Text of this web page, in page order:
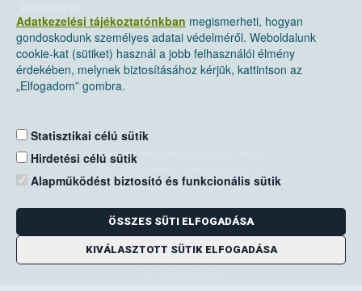
Adatkezelési tájékoztatónkban megismerheti, hogyan
gondoskodunk személyes adatai védelméről. Weboldalunk
cookie-kat (sütiket) használ a jobb felhasználói élmény
érdekében, melynek biztosításához kérjük, kattintson az
„Elfogadom” gombra.
Statisztikai célú sütik
Hirdetési célú sütik
Alapműködést biztosító és funkcionális sütik
ÖSSZES SÜTI ELFOGADÁSA
KIVÁLASZTOTT SÜTIK ELFOGADÁSA
Nemzeti Élelmiszerlánc-biztonsági Hivatal
Levelezési cím: 1525 Budapest. Pf. 30.
E-mail:ugyfelszolgalat@nebih.gov.hu
Zöld szám: 06-80/263-244
Telefon: 06-1/ 336-9000